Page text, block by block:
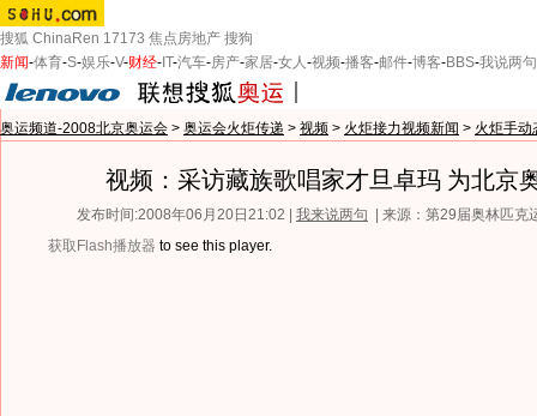
搜狐 ChinaRen 17173 焦点房地产 搜狗
新闻-体育-S-娱乐-V-财经- IT-汽车-房产-家居-女人-视频-播客-邮件-博客-BBS-我说两句
奥运频道-2008北京奥运会 > 奥运会火炬传递 > 视频 > 火炬接力视频新闻 > 火炬手动
视频：采访藏族歌唱家才旦卓玛 为北京
发布时间:2008年06月20日21:02 | 我来说两句
| 来源：第29届奥林匹克
获取Flash播放器 to see this player.